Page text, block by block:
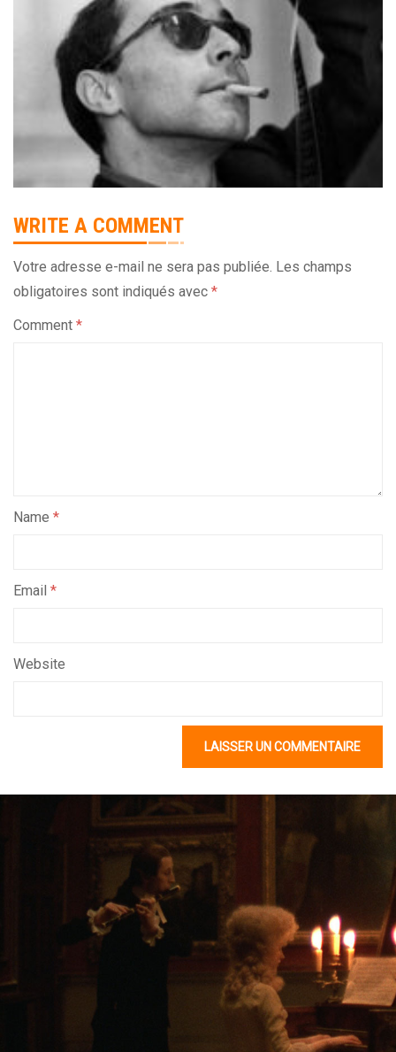
WRITE A COMMENT
Votre adresse e-mail ne sera pas publiée. Les champs
obligatoires sont indiqués avec *
Comment *
Name *
Email *
Website